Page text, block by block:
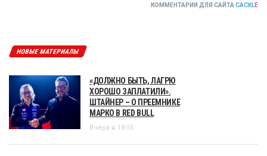
КОММЕНТАРИИ ДЛЯ САЙТА CACKLE
НОВЫЕ МАТЕРИАЛЫ
«ДОЛЖНО БЫТЬ, ЛАГРЮ
ХОРОШО ЗАПЛАТИЛИ».
ШТАЙНЕР – О ПРЕЕМНИКЕ
МАРКО В RED BULL
Вчера в 18:55